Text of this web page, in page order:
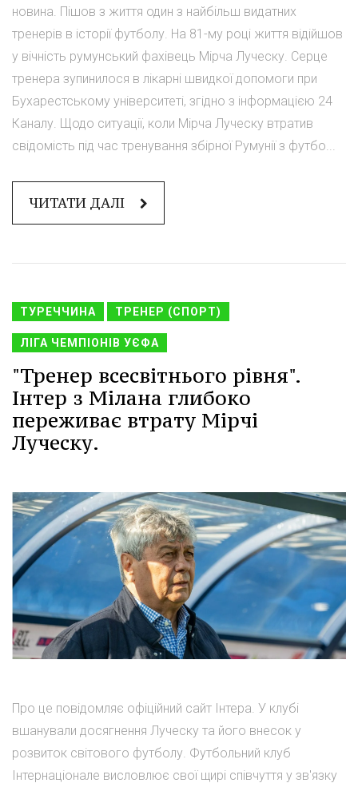
новина. Пішов з життя один з найбільш видатних
тренерів в історії футболу. На 81-му році життя відійшов
у вічність румунський фахівець Мірча Луческу. Серце
тренера зупинилося в лікарні швидкої допомоги при
Бухарестському університеті, згідно з інформацією 24
Каналу. Щодо ситуації, коли Мірча Луческу втратив
свідомість під час тренування збірної Румунії з футбо...
ЧИТАТИ ДАЛІ
ТУРЕЧЧИНА ТРЕНЕР (СПОРТ)
ЛІГА ЧЕМПІОНІВ УЄФА
"Тренер всесвітнього рівня".
Інтер з Мілана глибоко
переживає втрату Мірчі
Луческу.
Про це повідомляє офіційний сайт Інтера. У клубі
вшанували досягнення Луческу та його внесок у
розвиток світового футболу. Футбольний клуб
Інтернаціонале висловлює свої щирі співчуття у зв'язку